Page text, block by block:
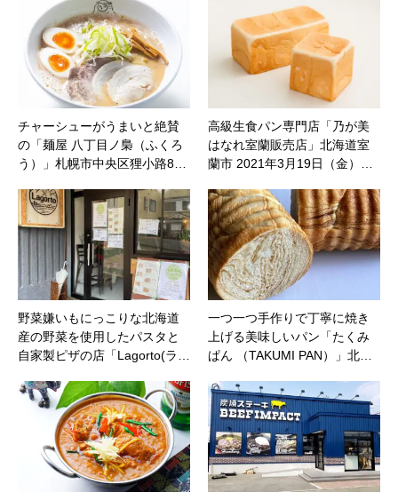
チャーシューがうまいと絶賛
の「麺屋 八丁目ノ梟（ふくろ
う）」札幌市中央区狸小路8…
高級生食パン専門店「乃が美
はなれ室蘭販売店」北海道室
蘭市 2021年3月19日（金）…
野菜嫌いもにっこりな北海道
産の野菜を使用したパスタと
自家製ピザの店「Lagorto(ラ…
一つ一つ手作りで丁寧に焼き
上げる美味しいパン「たくみ
ぱん （TAKUMI PAN）」北…